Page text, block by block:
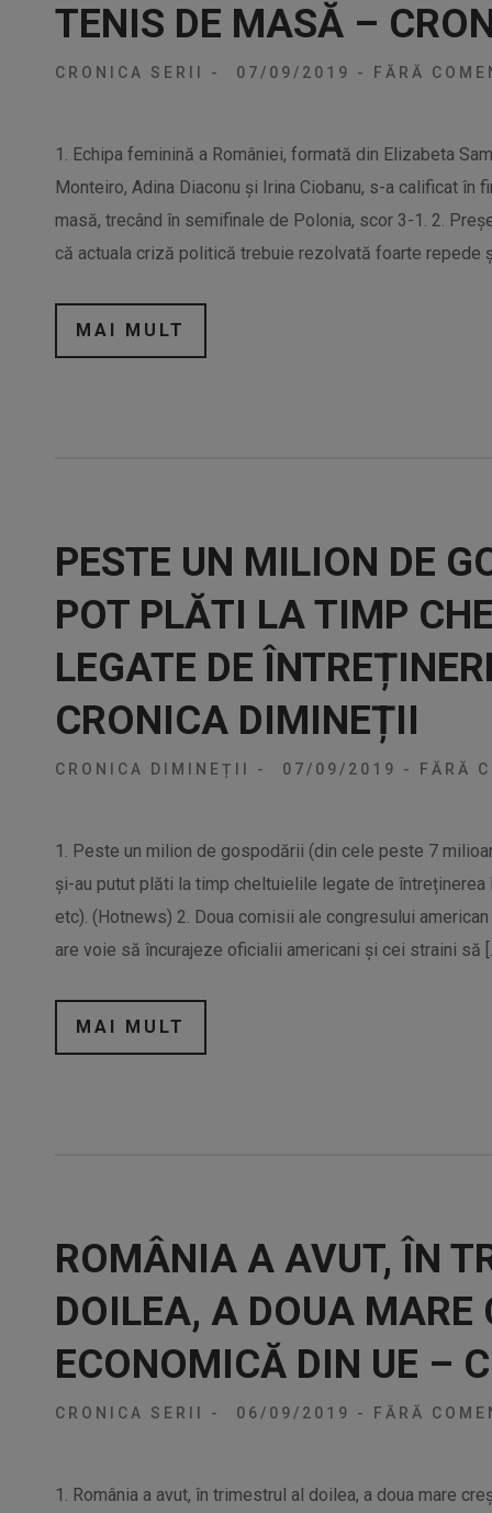
TENIS DE MASĂ –
CRONICA SERII - 07/09/2019 - FĂRĂ
1. Echipa feminină a României, formată din Elizabeta
Monteiro, Adina Diaconu şi Irina Ciobanu, s-a calificat în
masă, trecând în semifinale de Polonia, scor 3-1. 2.
că actuala criză politică trebuie rezolvată foarte repede
MAI MULT
PESTE UN MILION DE
POT PLĂTI LA TIMP
LEGATE DE
CRONICA DIMINEȚII
CRONICA DIMINEȚII - 07/09/2019 - FĂRĂ
1. Peste un milion de gospodării (din cele peste 7
și-au putut plăti la timp cheltuielile legate de
etc). (Hotnews) 2. Doua comisii ale congresului
are voie să încurajeze oficialii americani și cei straini să
MAI MULT
ROMÂNIA A AVUT, ÎN
DOILEA, A DOUA MARE
ECONOMICĂ DIN UE –
CRONICA SERII - 06/09/2019 - FĂRĂ
1. România a avut, în trimestrul al doilea, a doua mare